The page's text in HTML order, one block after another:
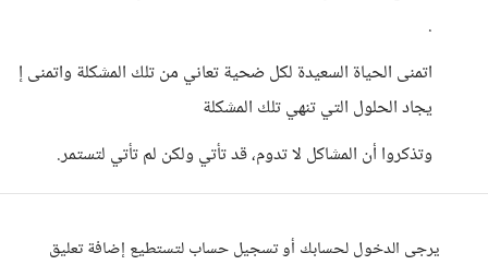
.
اتمنى الحياة السعيدة لكل ضحية تعاني من تلك المشكلة واتمنى إ
يجاد الحلول التي تنهي تلك المشكلة
وتذكروا أن المشاكل لا تدوم، قد تأتي ولكن لم تأتي لتستمر.
يرجى الدخول لحسابك أو تسجيل حساب لتستطيع إضافة تعليق